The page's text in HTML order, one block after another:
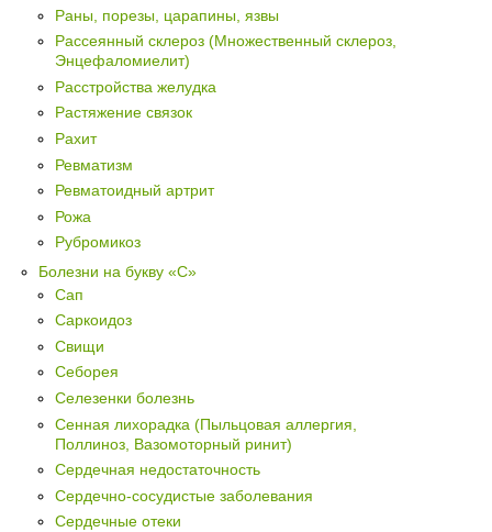
Раны, порезы, царапины, язвы
Рассеянный склероз (Множественный склероз,
Энцефаломиелит)
Расстройства желудка
Растяжение связок
Рахит
Ревматизм
Ревматоидный артрит
Рожа
Рубромикоз
Болезни на букву «С»
Сап
Саркоидоз
Свищи
Себорея
Селезенки болезнь
Сенная лихорадка (Пыльцовая аллергия,
Поллиноз, Вазомоторный ринит)
Сердечная недостаточность
Сердечно-сосудистые заболевания
Сердечные отеки